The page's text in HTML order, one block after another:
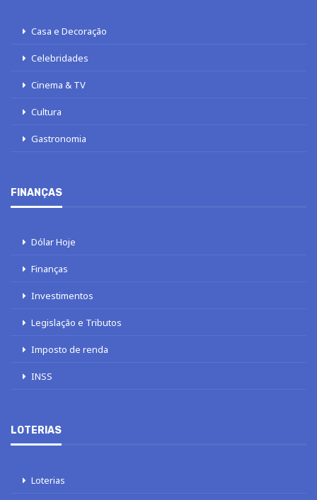
Casa e Decoração
Celebridades
Cinema & TV
Cultura
Gastronomia
FINANÇAS
Dólar Hoje
Finanças
Investimentos
Legislação e Tributos
Imposto de renda
INSS
LOTERIAS
Loterias